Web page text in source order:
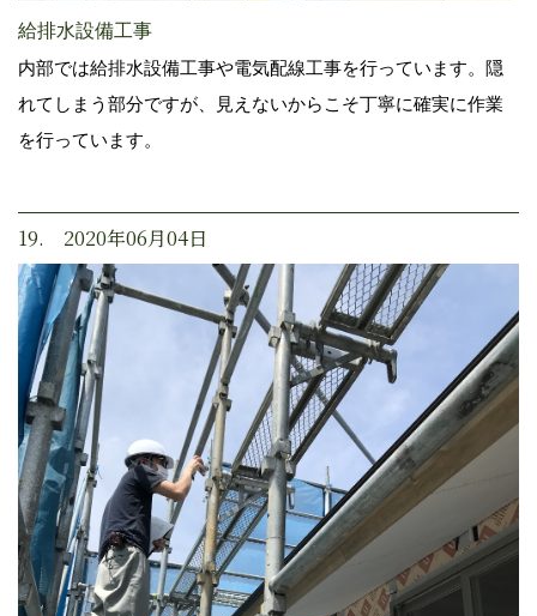
給排水設備工事
内部では給排水設備工事や電気配線工事を行っています。隠
れてしまう部分ですが、見えないからこそ丁寧に確実に作業
を行っています。
19. 2020年06月04日